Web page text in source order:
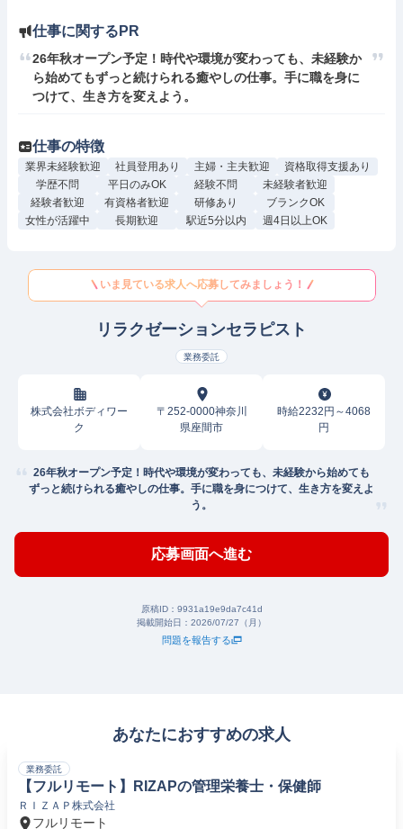
仕事に関するPR
26年秋オープン予定！時代や環境が変わっても、未経験か
ら始めてもずっと続けられる癒やしの仕事。手に職を身に
つけて、生き方を変えよう。
仕事の特徴
業界未経験歓迎 社員登用あり 主婦・主夫歓迎
資格取得支援あり
学歴不問
平日のみOK 経験不問
未経験者歓迎
経験者歓迎
有資格者歓迎 研修あり
ブランクOK
女性が活躍中
長期歓迎 駅近5分以内 週4日以上OK
いま見ている求人へ応募してみましょう！
リラクゼーションセラピスト
業務委託
株式会社ボディワー
ク
〒252-0000神奈川
県座間市
時給2232円～4068
円
26年秋オープン予定！時代や環境が変わっても、未経験から始めても
ずっと続けられる癒やしの仕事。手に職を身につけて、生き方を変えよ
う。
応募画面へ進む
原稿ID： 9931a19e9da7c41d
掲載開始日： 2026/07/27（月）
問題を報告する
あなたにおすすめの求人
業務委託
【フルリモート】RIZAPの管理栄養士・保健師
ＲＩＺＡＰ株式会社
フルリモート